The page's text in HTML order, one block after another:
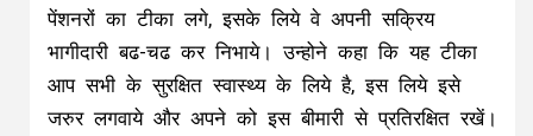
पेंशनरों का टीका लगे, इसके लिये वे अपनी सक्रिय
भागीदारी बढ-चढ कर निभाये। उन्होने कहा कि यह टीका
आप सभी के सुरक्षित स्वास्थ्य के लिये है, इस लिये इसे
जरुर लगवाये और अपने को इस बीमारी से प्रतिरक्षित रखें।